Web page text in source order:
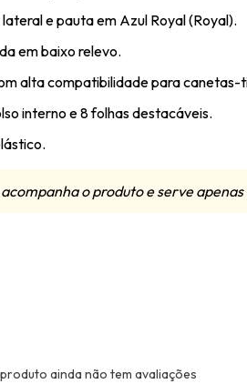
e pauta em Azul Royal (Royal).
em baixo relevo.
alta compatibilidade para canetas-
interno e 8 folhas destacáveis.
o produto e serve
ainda não tem avaliações